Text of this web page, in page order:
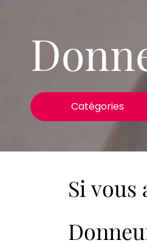
Catégories
Si vous